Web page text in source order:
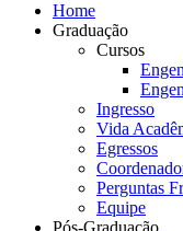
Home
Graduação
Cursos
Ingresso
Vida
Egressos
Perguntas
Equipe
Pós-Graduação